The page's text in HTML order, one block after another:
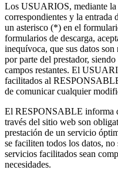
Los USUARIOS, mediante la
correspondientes y la entrada
un asterisco (*) en el
formularios de descarga,
inequívoca, que sus datos son
por parte del prestador,
campos restantes. El
facilitados al
de comunicar cualquier
El RESPONSABLE informa
través del sitio web son
prestación de un servicio
se faciliten todos los datos,
servicios facilitados sean
necesidades.